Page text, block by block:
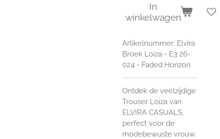
In
winkelwagen
Artikelnummer: Elvira
Broek Loiza - E3 26-
024 - Faded Horizon
Ontdek de veelzijdige
Trouser Loiza van
ELVIRA CASUALS,
perfect voor de
modebewuste vrouw.